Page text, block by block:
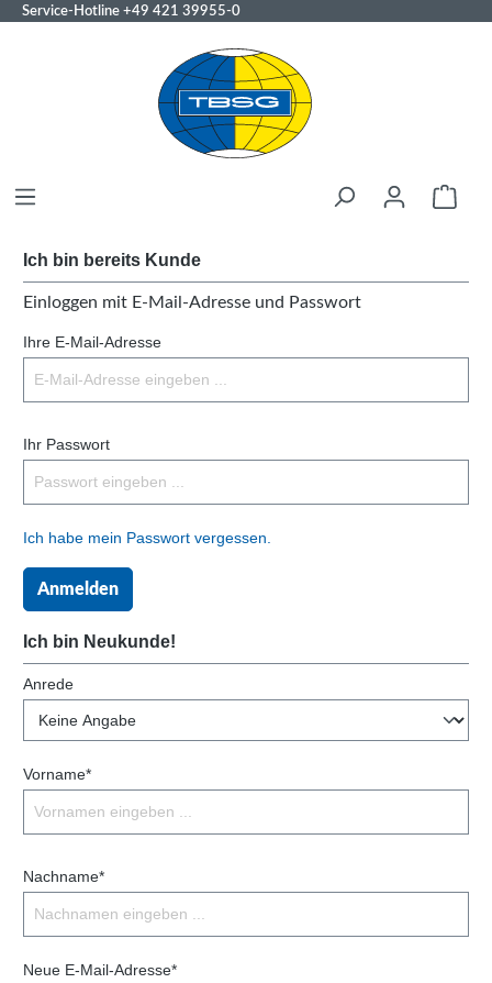
Service-Hotline +49 421 39955-0
Ich bin bereits Kunde
Einloggen mit E-Mail-Adresse und Passwort
Ihre E-Mail-Adresse
Ihr Passwort
Ich habe mein Passwort vergessen.
Anmelden
Ich bin Neukunde!
Anrede
Vorname*
Nachname*
Neue E-Mail-Adresse*